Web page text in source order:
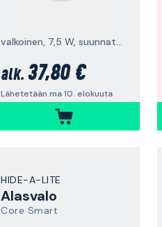
valkoinen, 7,5 W, suunnattava
alk. 37,80 €
Lähetetään ma 10. elokuuta
HIDE-A-LITE
Alasvalo
Core Smart